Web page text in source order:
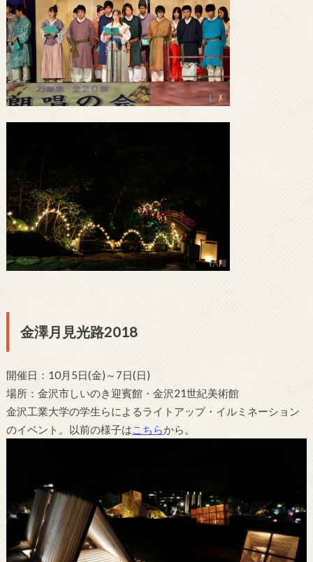
金澤月見光路2018
開催日：10月5日(金)～7日(日)
場所：金沢市しいのき迎賓館・金沢21世紀美術館
金沢工業大学の学生らによるライトアップ・イルミネーション
のイベント。以前の様子はこちらから。